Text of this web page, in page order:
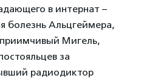
в интернат –
болезнь Альцгеймера,
Мигель,
за
радиодиктор